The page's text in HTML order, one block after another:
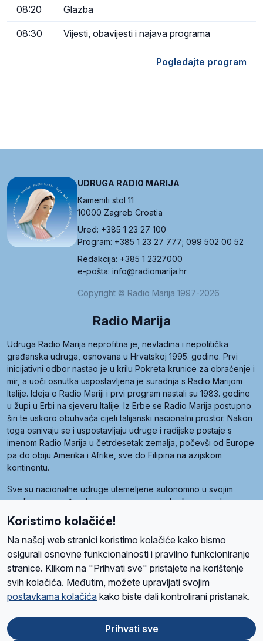
08:20 Glazba
08:30 Vijesti, obavijesti i najava programa
Pogledajte program
UDRUGA RADIO MARIJA
Kameniti stol 11
10000 Zagreb Croatia
Ured: +385 1 23 27 100
Program: +385 1 23 27 777; 099 502 00 52
Redakcija: +385 1 2327000
e-pošta: info@radiomarija.hr
Copyright © Radio Marija 1997-2026
Radio Marija
Udruga Radio Marija neprofitna je, nevladina i nepolitička
građanska udruga, osnovana u Hrvatskoj 1995. godine. Prvi
inicijativni odbor nastao je u krilu Pokreta krunice za obraćenje i
mir, a uoči osnutka uspostavljena je suradnja s Radio Marijom
Italije. Ideja o Radio Mariji i prvi program nastali su 1983. godine
u župi u Erbi na sjeveru Italije. Iz Erbe se Radio Marija postupno
širi te uskoro obuhvaća cijeli talijanski nacionalni prostor. Nakon
toga osnivaju se i uspostavljaju udruge i radijske postaje s
imenom Radio Marija u četrdesetak zemalja, počevši od Europe
pa do obiju Amerika i Afrike, sve do Filipina na azijskom
kontinentu.
Sve su nacionalne udruge utemeljene autonomno u svojim
zemljama, a međusobna su povezane preko krovne udruge
pod nazivom Svjetska obitelj Radio Marije (World Family of
Radio Maria). Svjetsku obitelj utemeljilo je sedam članica, među
kojima je i hrvatska Udruga Radio Marija.
O namaRadio ProgramVolonteriPrijateljiKontaktPravila privatnosti
Ova stranica je zaštićena Google reCAPTCHA sustavom
Koristimo kolačiće!
Na našoj web stranici koristimo kolačiće kako bismo
osigurali osnovne funkcionalnosti i pravilno funkcioniranje
stranice. Klikom na "Prihvati sve" pristajete na korištenje
svih kolačića. Međutim, možete upravljati svojim
postavkama kolačića kako biste dali kontrolirani pristanak.
Prihvati sve